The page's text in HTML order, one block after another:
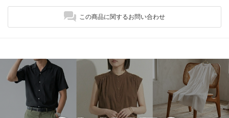
この商品に関するお問い合わせ